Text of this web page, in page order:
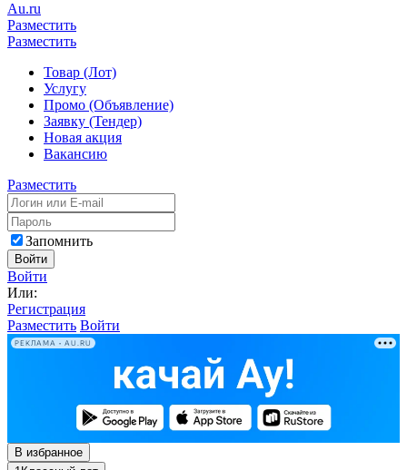
Au.ru
Разместить
Разместить
Товар (Лот)
Услугу
Промо (Объявление)
Заявку (Тендер)
Новая акция
Вакансию
Разместить
Запомнить
Войти
Войти
Или:
Регистрация
Разместить Войти
РЕКЛАМА • AU.RU
В избранное